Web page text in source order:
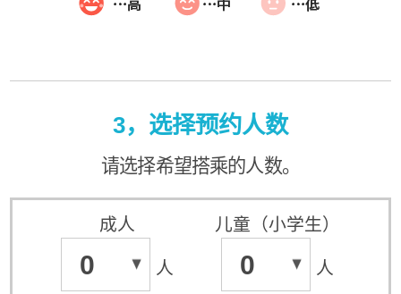
3，选择预约人数
请选择希望搭乘的人数。
成人
0 人
儿童（小学生）
0 人